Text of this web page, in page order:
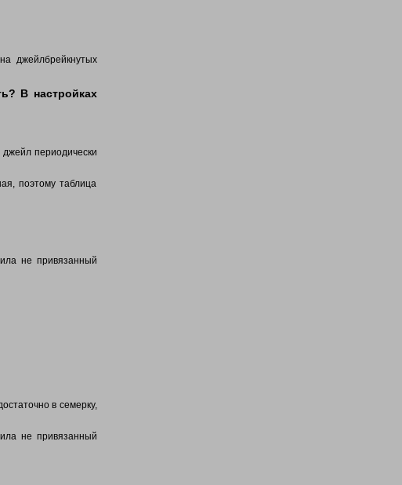
джейлбрейкнутых
В настройках
периодически
поэтому таблица
не привязанный
в семерку,
не привязанный